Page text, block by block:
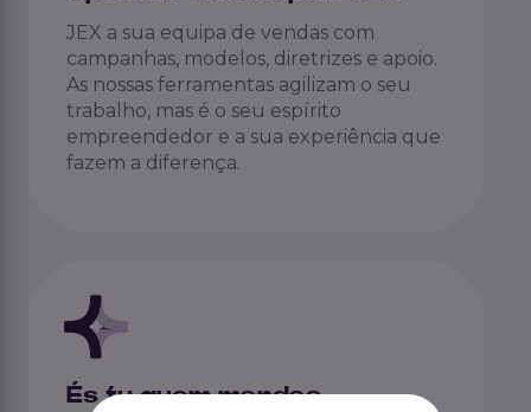
JEX a sua equipa de vendas com
campanhas, modelos, diretrizes e apoio.
As nossas ferramentas agilizam o seu
trabalho, mas é o seu espírito
empreendedor e a sua experiência que
fazem a diferença.
És tu quem mandas